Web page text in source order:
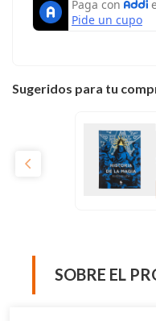
Sugeridos para tu
SOBRE EL